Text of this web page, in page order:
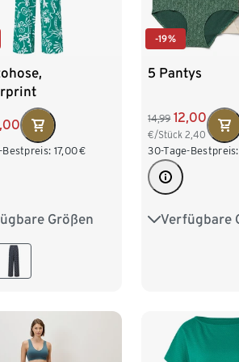
Bestpreis: 17,00€
Größen
M 40/42
-19%
5 Pantys
14,99 12,00
€/Stück2,40
30-Tage-Bestpreis:
Verfügbare
S 36/38 M